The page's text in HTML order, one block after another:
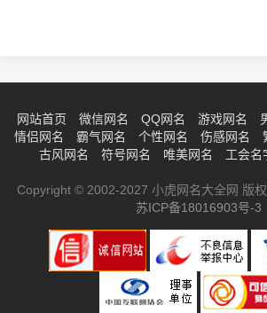
网站首页 微信网名 QQ网名 游戏网名
情侣网名
霸气网名 个性网名 伤感网名
古风网名
符号网名 唯美网名 工会名
Copyright © 2002-2027 小虎网名大全网 版
苏ICP备18016903号-3